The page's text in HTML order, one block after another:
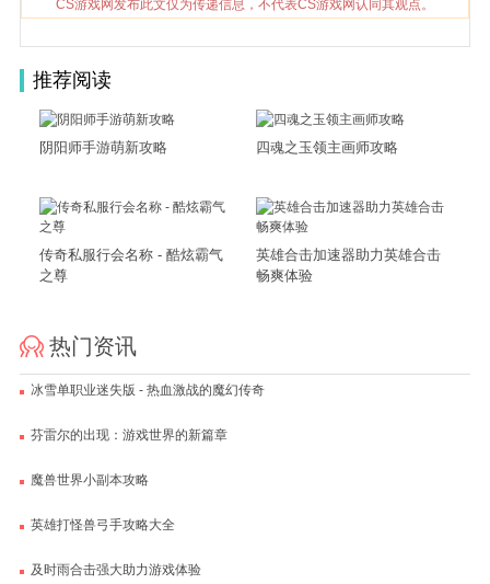
CS游戏网发布此文仅为传递信息，不代表CS游戏网认同其观点。
推荐阅读
阴阳师手游萌新攻略 四魂之玉领主画师攻略
传奇私服行会名称 - 酷炫霸气
之尊
英雄合击加速器助力英雄合击
畅爽体验
热门资讯
冰雪单职业迷失版 - 热血激战的魔幻传奇
芬雷尔的出现：游戏世界的新篇章
魔兽世界小副本攻略
英雄打怪兽弓手攻略大全
及时雨合击强大助力游戏体验